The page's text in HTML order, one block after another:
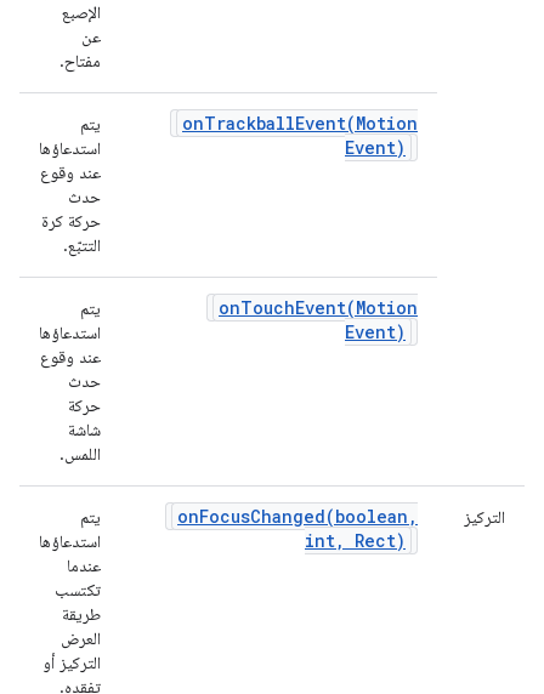
الإصبع
عن
مفتاح.
onTrackballEvent(Motion
Event)
يتم
استدعاؤها
عند وقوع
حدث
حركة كرة
التتبّع.
onTouchEvent(Motion
Event)
يتم
استدعاؤها
عند وقوع
حدث
حركة
شاشة
اللمس.
التركيز onFocusChanged(boolean ,
int, Rect)
يتم
استدعاؤها
عندما
تكتسب
طريقة
العرض
التركيز أو
تفقده.